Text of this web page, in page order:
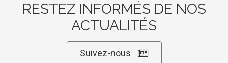
RESTEZ INFORMÉS DE NOS
ACTUALITÉS
Suivez-nous